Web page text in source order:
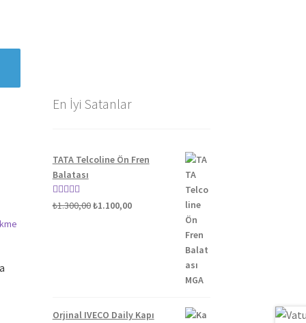
En İyi Satanlar
TATA Telcoline Ön Fren
Balatası
5 üzerinden
₺1.300,00Orijinal
₺1.100,00Şu
Orjinal IVECO Daily Kapı